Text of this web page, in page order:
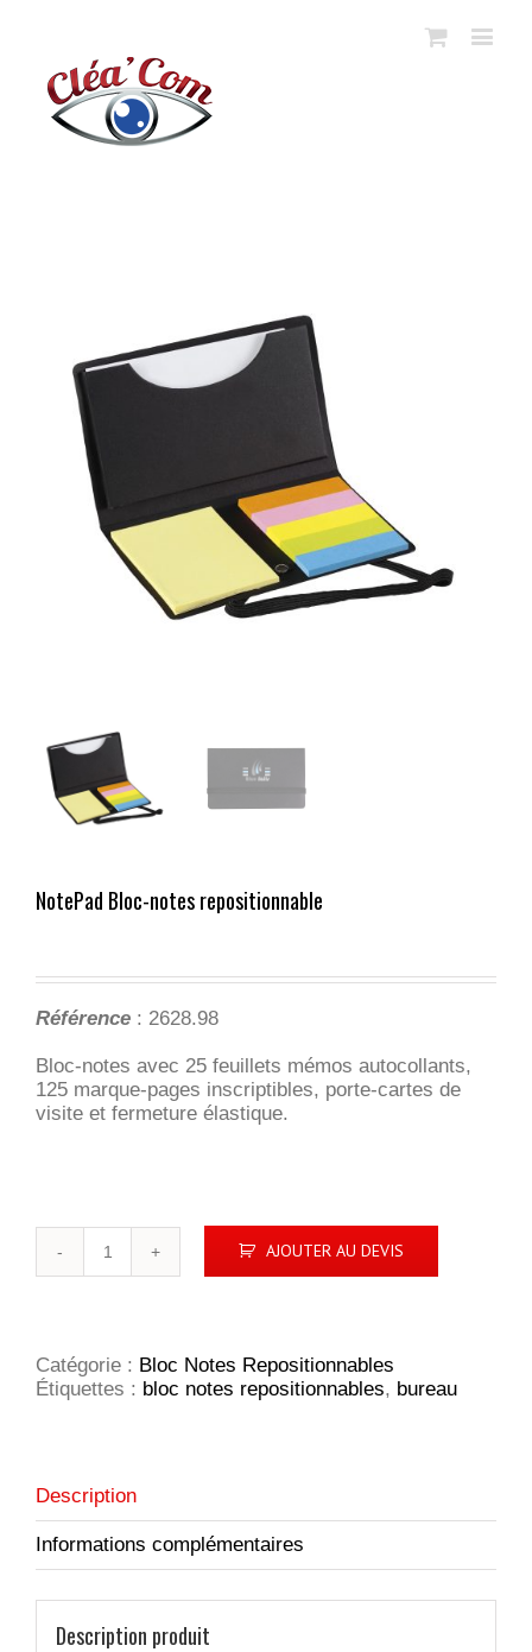
NotePad Bloc-notes repositionnable
Référence : 2628.98
Bloc-notes avec 25 feuillets mémos autocollants,
125 marque-pages inscriptibles, porte-cartes de
visite et fermeture élastique.
repositionnable
AJOUTER AU DEVIS
Catégorie : Bloc Notes Repositionnables
Étiquettes : bloc notes repositionnables, bureau
Description
Informations complémentaires
Description produit